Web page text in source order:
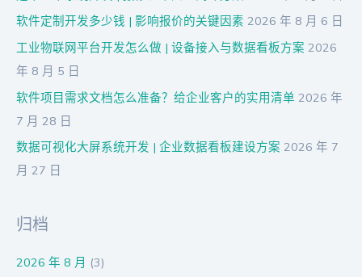
软件定制开发多少钱 | 影响报价的关键因素 2026 年 8 月 6 日
工业物联网平台开发怎么做 | 设备接入与数据看板方案 2026
年 8 月 5 日
软件项目需求文档怎么准备？给企业客户的实用清单 2026 年
7 月 28 日
数据可视化大屏系统开发 | 企业数据看板建设方案 2026 年 7
月 27 日
归档
2026 年 8 月 (3)